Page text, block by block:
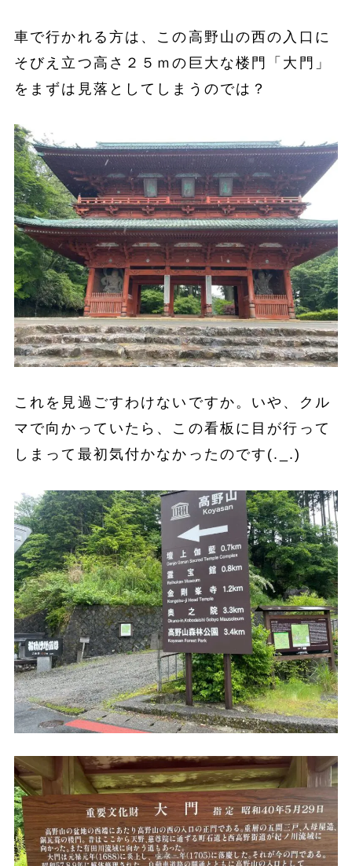
車で行かれる方は、この高野山の西の入口に
そびえ立つ高さ２５ｍの巨大な楼門「大門」
をまずは見落としてしまうのでは？
これを見過ごすわけないですか。いや、クル
マで向かっていたら、この看板に目が行って
しまって最初気付かなかったのです(._.)